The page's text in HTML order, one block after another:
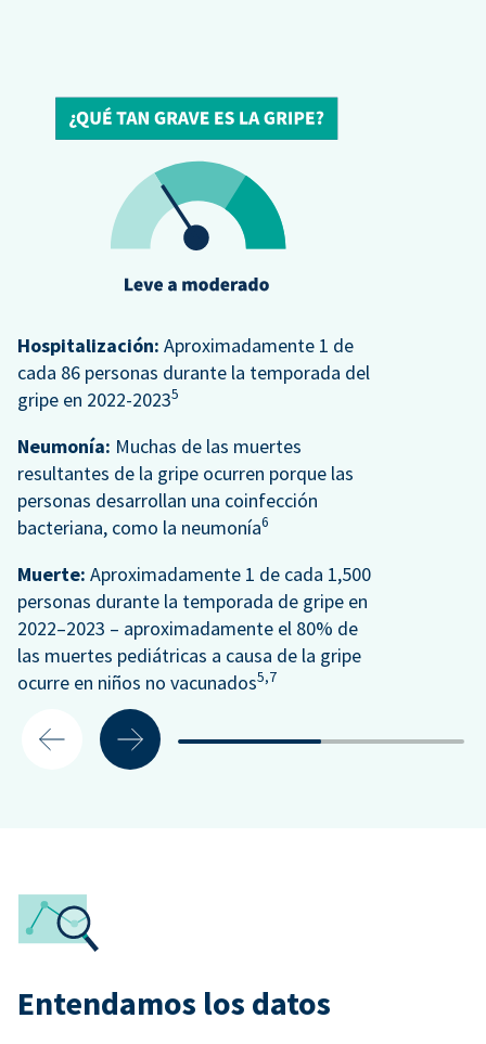
Hospitalización: Aproximadamente 1 de
cada 86 personas durante la temporada del
gripe en 2022-20235
Neumonía: Muchas de las muertes
resultantes de la gripe ocurren porque las
personas desarrollan una coinfección
bacteriana, como la neumonía6
Muerte: Aproximadamente 1 de cada 1,500
personas durante la temporada de gripe en
2022–2023 – aproximadamente el 80% de
las muertes pediátricas a causa de la gripe
ocurre en niños no vacunados5,7
Entendamos los datos